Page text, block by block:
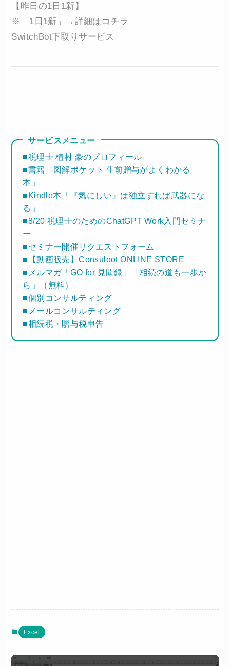
【昨日の1日1新】
※「1日1新」→詳細はコチラ
SwitchBot下取りサービス
サービスメニュー
■税理士 植村 豪のプロフィール
■書籍「図解ポケット 生前贈与がよくわかる
本」
■Kindle本「『気にしい』は独立すれば武器にな
る」
■8/20 税理士のためのChatGPT Work入門セミナ
ー
■セミナー開催リクエストフォーム
■【動画販売】Consuloot ONLINE STORE
■メルマガ「GO for 見聞録」「相続の道も一歩か
ら」（無料）
■個別コンサルティング
■メールコンサルティング
■相続税・贈与税申告
Excel